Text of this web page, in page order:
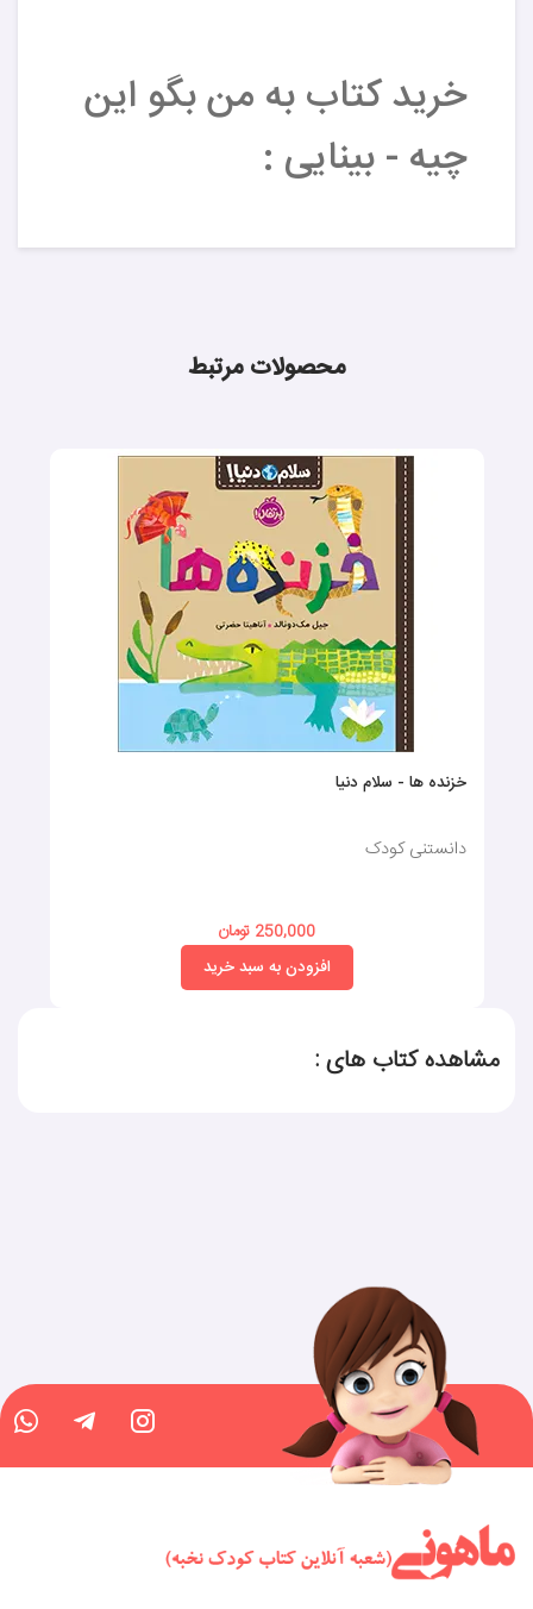
خرید کتاب به من بگو این
چیه - بینایی :
محصولات مرتبط
خزنده ها - سلام دنیا
دانستنی کودک
250,000 تومان
افزودن به سبد خرید
مشاهده کتاب های :